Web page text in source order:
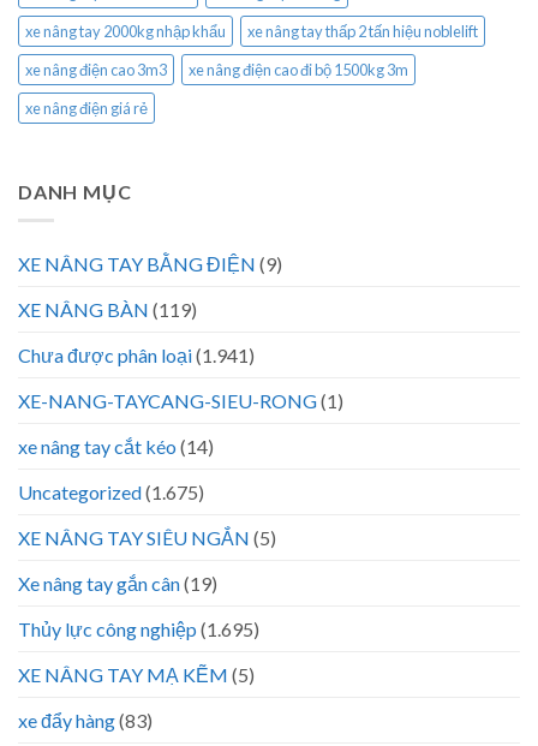
xe nâng tay 2000kg nhập khẩu
xe nâng tay thấp 2 tấn hiệu noblelift
xe nâng điện cao 3m3
xe nâng điện cao đi bộ 1500kg 3m
xe nâng điện giá rẻ
DANH MỤC
XE NÂNG TAY BẰNG ĐIỆN (9)
XE NÂNG BÀN (119)
Chưa được phân loại(1.941)
XE-NANG-TAYCANG-SIEU-RONG(1)
xe nâng tay cắt kéo (14)
Uncategorized(1.675)
XE NÂNG TAY SIÊU NGẮN (5)
Xe nâng tay gắn cân(19)
Thủy lực công nghiệp (1.695)
XE NÂNG TAY MẠ KẼM (5)
xe đẩy hàng(83)